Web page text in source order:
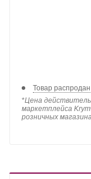
Товар распродан
*Цена
маркетплейса
розничных